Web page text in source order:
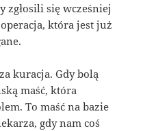
zgłosili się wcześniej
która jest już
kuracja. Gdy bolą
maść, która
To maść na bazie
gdy nam coś